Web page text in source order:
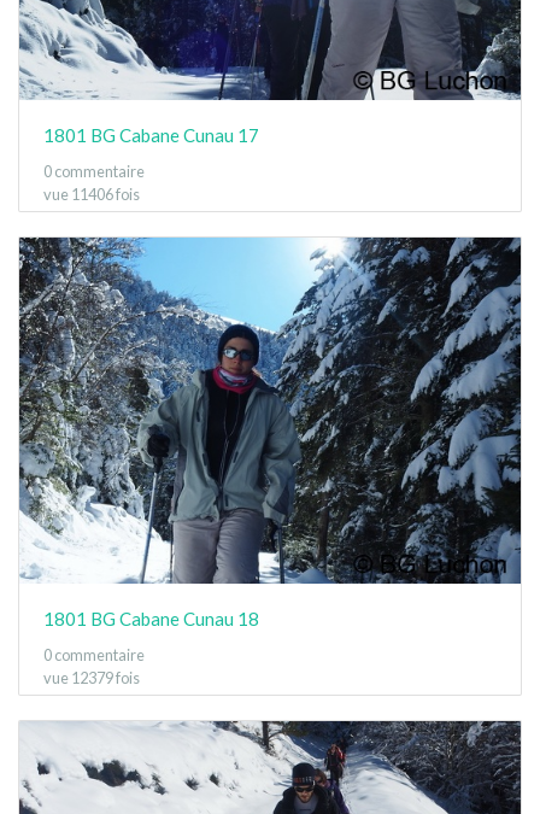
1801 BG Cabane Cunau 17
0 commentaire
vue 11406 fois
1801 BG Cabane Cunau 18
0 commentaire
vue 12379 fois